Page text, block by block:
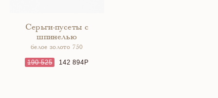
Серьги-пусеты с
шпинелью
белое золото 750
190 525 142 894